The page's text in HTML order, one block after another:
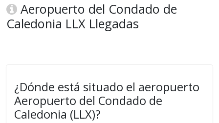
Aeropuerto del Condado de
Caledonia LLX Llegadas
¿Dónde está situado el aeropuerto
Aeropuerto del Condado de
Caledonia (LLX)?